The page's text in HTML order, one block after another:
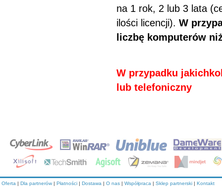
na 1 rok, 2 lub 3 lata
ilości licencji). W
liczbę komputerów
W przypadku
lub telefoniczny
Oferta | Dla partnerów | Płatności | Dostawa | O nas | Współpraca | Sklep partnerski | Kontakt